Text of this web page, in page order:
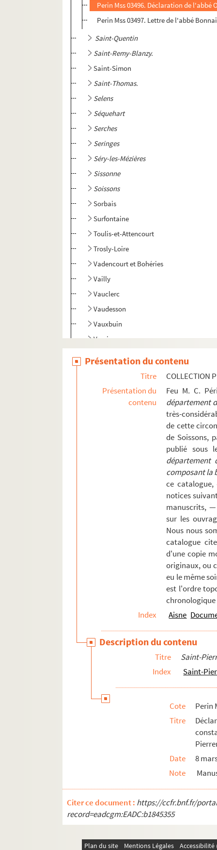
Perin Mss 03496. Déclaration de
Perin Mss 03497. Lettre de l'abbé
Saint-Quentin
Saint-Remy-Blanzy.
Saint-Simon
Saint-Thomas.
Selens
Séquehart
Serches
Seringes
Séry-les-Mézières
Sissonne
Soissons
Sorbais
Surfontaine
Toulis-et-Attencourt
Trosly-Loire
Vadencourt et Bohéries
Vailly
Vauclerc
Vaudesson
Vauxbuin
Vervins
Villeneuve-Saint-Germain
COLLECTION PERIN - Supplément
Présentation du contenu
Titre
COLLECTION
Présentation du
contenu
Feu M. C.
département
très-
de cette
de Soissons,
publié sous
département
composant la
ce
notices
manuscrits, —
sur les
Nous nous
catalogue
d'une copie
originaux, ou
eu le même
est l'ordre
chronologique
Index
Aisne
Description du contenu
Titre
Saint-
Index
Saint-
Cote
Perin
Titre
Date
8
Note
Citer ce document : https://ccfr.bnf.fr/
record=eadcgm:EADC:b1845355
Plan du site Mentions Légales